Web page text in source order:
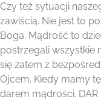
Czy też sytuacji
zawiścią. Nie jest to
Boga. Mądrość to
postrzegali wszystkie
się zatem z
Ojcem. Kiedy mamy
darem mądrości.